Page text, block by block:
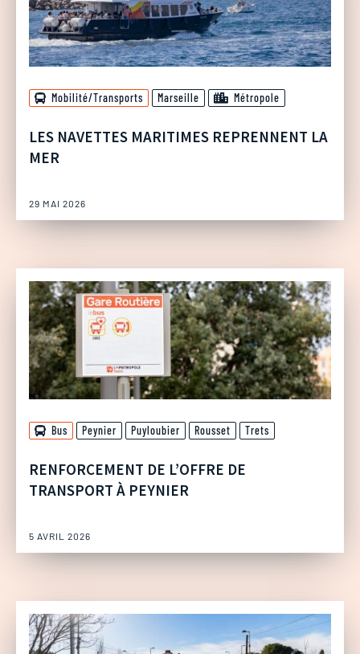
Mobilité/Transports Marseille Métropole
LES NAVETTES MARITIMES REPRENNENT LA
MER
29 MAI 2026
Bus Peynier Puyloubier Rousset Trets
RENFORCEMENT DE L’OFFRE DE
TRANSPORT À PEYNIER
5 AVRIL 2026